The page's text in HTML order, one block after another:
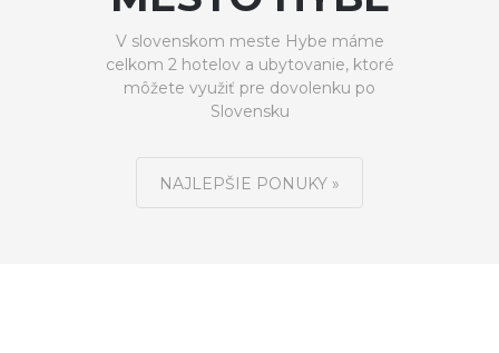
V slovenskom meste Hybe máme
celkom 2 hotelov a ubytovanie, ktoré
môžete využiť pre dovolenku po
Slovensku
NAJLEPŠIE PONUKY »